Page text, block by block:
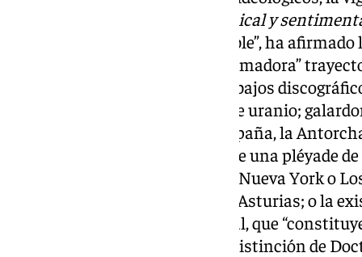
‘la memoria musical y
es un hecho incuestionable”, ha
realizado un repaso por la “abrumadora”
materializada en 70 trabajos
discos de oro, 49 de platino y 1 de uranio;
Mérito de las Bellas Artes de España, la
Mar; títulos de Hijo Predilecto de una pléyade
como México, Chile, Andalucía, Nueva York o
Premios Grammy o Príncipe de Asturias; o la
monográfico en su Linares natal,que
contundente para conceder la distinción de